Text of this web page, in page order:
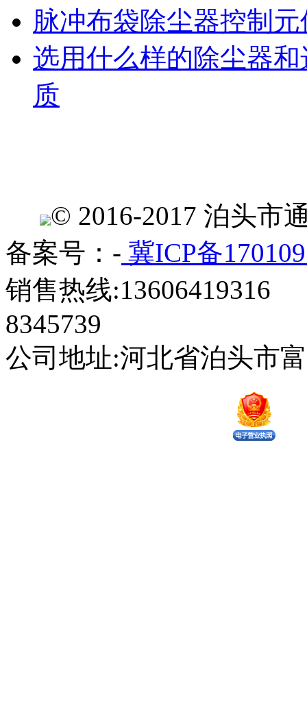
脉冲布袋除尘器控制
选用什么样的除尘器
质
© 2016-2017 泊头市
备案号：- 冀ICP备
销售热线:13606419316
8345739
公司地址:河北省泊头市